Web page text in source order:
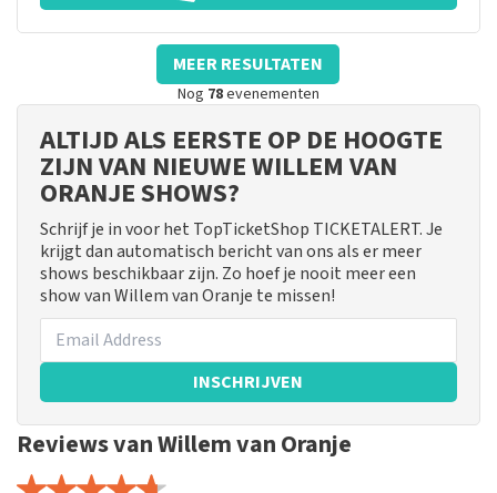
MEER RESULTATEN
Nog 78evenementen
ALTIJD ALS EERSTE OP DE HOOGTE
ZIJN VAN NIEUWE WILLEM VAN
ORANJE SHOWS?
Schrijf je in voor het TopTicketShop TICKETALERT. Je
krijgt dan automatisch bericht van ons als er meer
shows beschikbaar zijn. Zo hoef je nooit meer een
show van Willem van Oranje te missen!
INSCHRIJVEN
Reviews van Willem van Oranje